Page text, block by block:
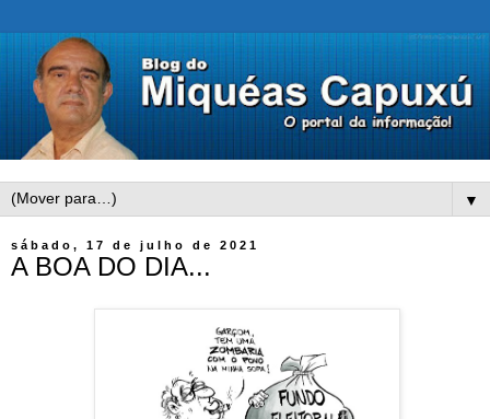
▼
sábado, 17 de julho de 2021
A BOA DO DIA...